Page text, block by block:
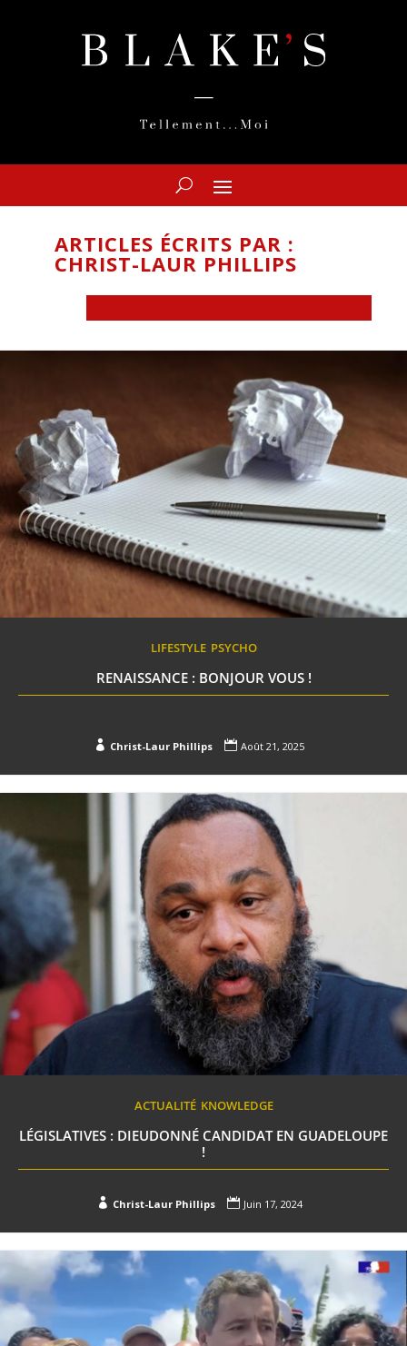
ARTICLES ÉCRITS PAR :
CHRIST-LAUR PHILLIPS
LIFESTYLE PSYCHO
RENAISSANCE : BONJOUR VOUS !
 Christ-Laur Phillips  Août 21, 2025
ACTUALITÉ KNOWLEDGE
LÉGISLATIVES : DIEUDONNÉ CANDIDAT EN GUADELOUPE
!
 Christ-Laur Phillips  Juin 17, 2024